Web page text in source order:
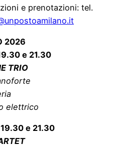
e prenotazioni: tel.
2026
e 21.30
TRIO
elettrico
e 21.30